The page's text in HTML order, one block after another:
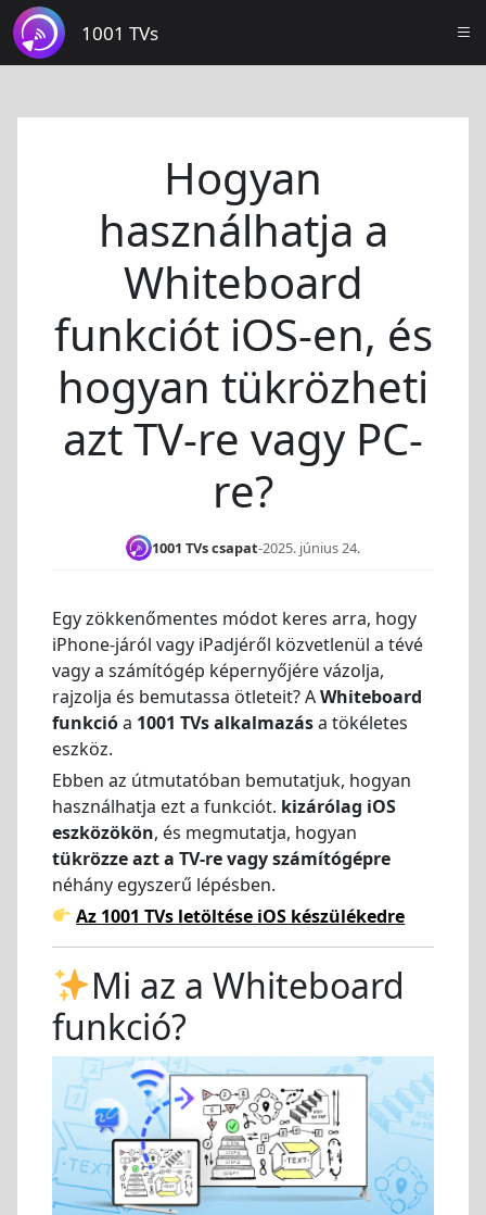
1001 TVs
Hogyan
használhatja a
Whiteboard
funkciót iOS-en, és
hogyan tükrözheti
azt TV-re vagy PC-
re?
1001 TVs csapat-2025. június 24.
Egy zökkenőmentes módot keres arra, hogy
iPhone-járól vagy iPadjéről közvetlenül a tévé
vagy a számítógép képernyőjére vázolja,
rajzolja és bemutassa ötleteit? AWhiteboard
funkcióa 1001 TVs alkalmazása tökéletes
eszköz.
Ebben az útmutatóban bemutatjuk, hogyan
használhatja ezt a funkciót. kizárólag iOS
eszközökön, és megmutatja, hogyan
tükrözze azt a TV-re vagy számítógépre
néhány egyszerű lépésben.
Az 1001 TVs letöltése iOS készülékedre
Mi az a Whiteboard
funkció?